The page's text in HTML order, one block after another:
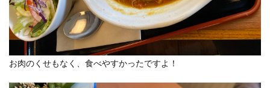
お肉のくせもなく、食べやすかったですよ！